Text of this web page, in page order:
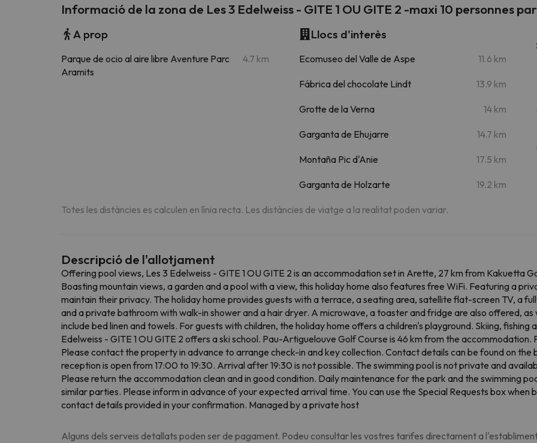
Informació de la zona de Les 3 Edelweiss - GITE 1 OU GITE 2 -maxi 10 personnes
A prop
Parque de ocio al aire libre Aventure Parc
Aramits
4.7 km
Llocs d'interès
Ecomuseo del Valle de Aspe 11.6 km
Fábrica del chocolate Lindt 13.9 km
Grotte de la Verna 14 km
Garganta de Ehujarre 14.7 km
Montaña Pic d'Anie 17.5 km
Garganta de Holzarte 19.2 km
Totes les distàncies es calculen en línia recta. Les distàncies de viatge a la realitat poden variar.
Descripció de l'allotjament
Offering pool views, Les 3 Edelweiss - GITE 1 OU GITE 2 is an accommodation set in Arette, 27 km from Kakuetta
Boasting mountain views, a garden and a pool with a view, this holiday home also features free WiFi. Featuring a
maintain their privacy. The holiday home provides guests with a terrace, a seating area, satellite flat-screen TV, a
and a private bathroom with walk-in shower and a hair dryer. A microwave, a toaster and fridge are also offered, as
include bed linen and towels. For guests with children, the holiday home offers a children's playground. Skiing, fishing
Edelweiss - GITE 1 OU GITE 2 offers a ski school. Pau-Artiguelouve Golf Course is 46 km from the
Please contact the property in advance to arrange check-in and key collection. Contact details can be found on
reception is open from 17:00 to 19:30. Arrival after 19:30 is not possible. The swimming pool is not private and
Please return the accommodation clean and in good condition. Daily maintenance for the park and the swimming
similar parties. Please inform in advance of your expected arrival time. You can use the Special Requests box
contact details provided in your confirmation. Managed by a private host
Alguns dels serveis detallats poden ser de pagament. Podeu consultar les vostres tarifes directament a